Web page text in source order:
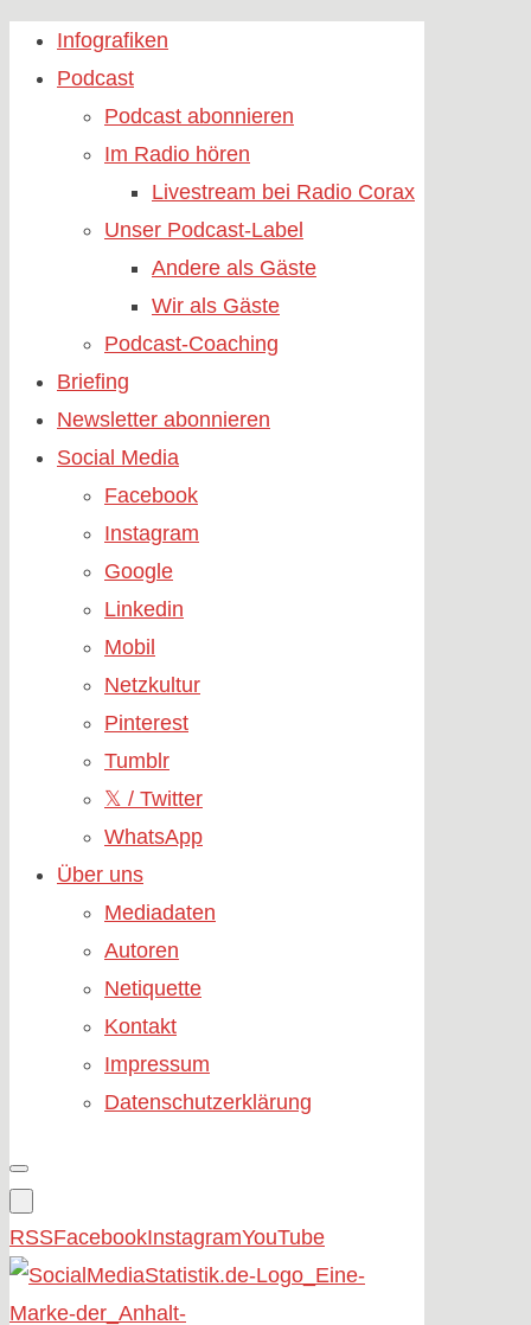
Skip
Infografiken
Podcast
Podcast abonnieren
Im Radio hören
Livestream bei Radio Corax
Unser Podcast-Label
Andere als Gäste
Wir als Gäste
Podcast-Coaching
Briefing
Newsletter abonnieren
Social Media
Facebook
Instagram
Google
Linkedin
Mobil
Netzkultur
Pinterest
Tumblr
𝕏 / Twitter
WhatsApp
Über uns
Mediadaten
Autoren
Netiquette
Kontakt
Impressum
Datenschutzerklärung
RSSFacebookInstagramYouTube